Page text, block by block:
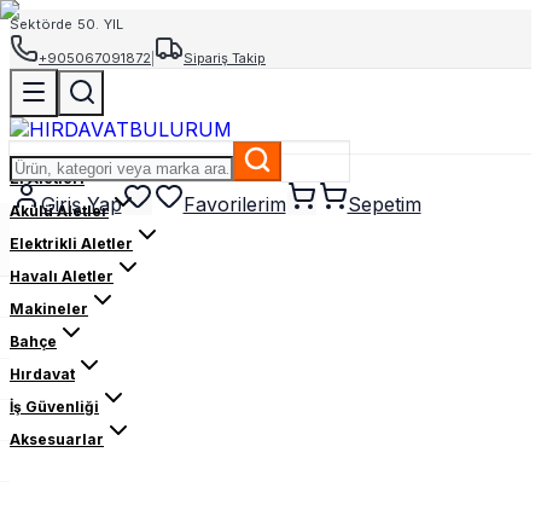
Sektörde 50. YIL
+905067091872
Sipariş Takip
Giriş Yap Favorilerim Sepetim
El Aletleri
Akülü Aletler
Elektrikli Aletler
Havalı Aletler
Makineler
Bahçe
Hırdavat
İş Güvenliği
Aksesuarlar